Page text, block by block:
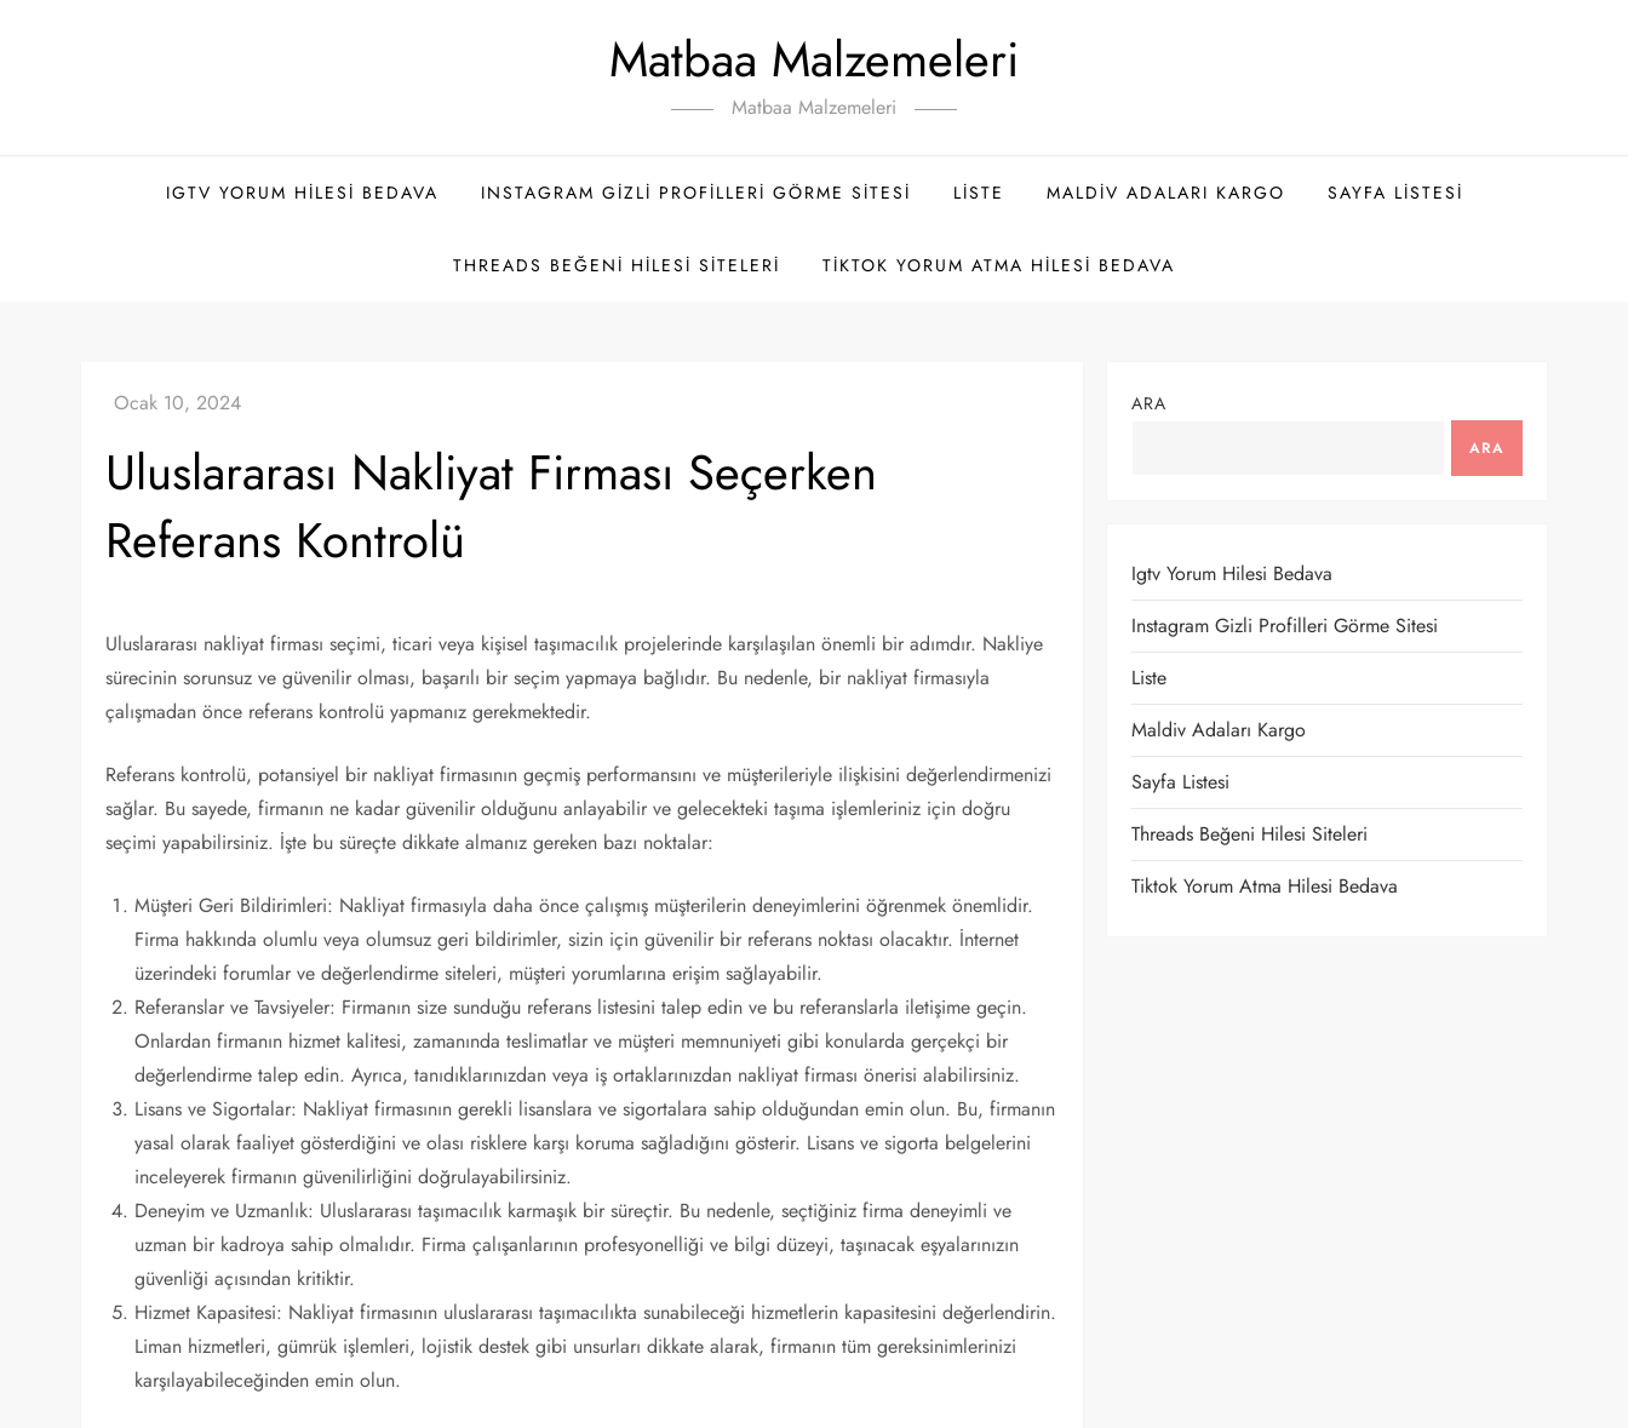
Matbaa Malzemeleri
Matbaa Malzemeleri
IGTV YORUM HILESI BEDAVA INSTAGRAM GIZLI PROFILLERI GÖRME SITESI LISTE MALDIV ADALARI KARGO SAYFA LISTESI
THREADS BEĞENI HILESI SITELERI TIKTOK YORUM ATMA HILESI BEDAVA
Uluslararası Nakliyat Firması Seçerken
Referans Kontrolü
Uluslararası nakliyat firması seçimi, ticari veya kişisel taşımacılık projelerinde karşılaşılan önemli bir adımdır. Nakliye
sürecinin sorunsuz ve güvenilir olması, başarılı bir seçim yapmaya bağlıdır. Bu nedenle, bir nakliyat firmasıyla
çalışmadan önce referans kontrolü yapmanız gerekmektedir.
Referans kontrolü, potansiyel bir nakliyat firmasının geçmiş performansını ve müşterileriyle ilişkisini değerlendirmenizi
sağlar. Bu sayede, firmanın ne kadar güvenilir olduğunu anlayabilir ve gelecekteki taşıma işlemleriniz için doğru
seçimi yapabilirsiniz. İşte bu süreçte dikkate almanız gereken bazı noktalar:
Müşteri Geri Bildirimleri: Nakliyat firmasıyla daha önce çalışmış müşterilerin deneyimlerini öğrenmek önemlidir.
Firma hakkında olumlu veya olumsuz geri bildirimler, sizin için güvenilir bir referans noktası olacaktır. İnternet
üzerindeki forumlar ve değerlendirme siteleri, müşteri yorumlarına erişim sağlayabilir.
Referanslar ve Tavsiyeler: Firmanın size sunduğu referans listesini talep edin ve bu referanslarla iletişime geçin.
Onlardan firmanın hizmet kalitesi, zamanında teslimatlar ve müşteri memnuniyeti gibi konularda gerçekçi bir
değerlendirme talep edin. Ayrıca, tanıdıklarınızdan veya iş ortaklarınızdan nakliyat firması önerisi alabilirsiniz.
Lisans ve Sigortalar: Nakliyat firmasının gerekli lisanslara ve sigortalara sahip olduğundan emin olun. Bu, firmanın
yasal olarak faaliyet gösterdiğini ve olası risklere karşı koruma sağladığını gösterir. Lisans ve sigorta belgelerini
inceleyerek firmanın güvenilirliğini doğrulayabilirsiniz.
Deneyim ve Uzmanlık: Uluslararası taşımacılık karmaşık bir süreçtir. Bu nedenle, seçtiğiniz firma deneyimli ve
uzman bir kadroya sahip olmalıdır. Firma çalışanlarının profesyonelliği ve bilgi düzeyi, taşınacak eşyalarınızın
güvenliği açısından kritiktir.
Hizmet Kapasitesi: Nakliyat firmasının uluslararası taşımacılıkta sunabileceği hizmetlerin kapasitesini değerlendirin.
Liman hizmetleri, gümrük işlemleri, lojistik destek gibi unsurları dikkate alarak, firmanın tüm gereksinimlerinizi
karşılayabileceğinden emin olun.
ARA
ARA
Igtv Yorum Hilesi Bedava
Instagram Gizli Profilleri Görme Sitesi
Liste
Maldiv Adaları Kargo
Sayfa Listesi
Threads Beğeni Hilesi Siteleri
Tiktok Yorum Atma Hilesi Bedava